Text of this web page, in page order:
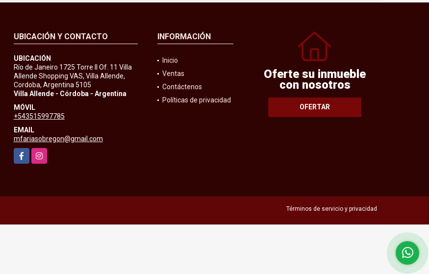
UBICACIÓN Y CONTACTO
UBICACIÓN
Río de Janeiro 1725 Torre II Of. 11 Villa
Allende Shopping VAS, Villa Allende,
Cordoba, Argentina 5105
Villa Allende - Córdoba - Argentina
MÓVIL
+543515997785
EMAIL
mfariasobregon@gmail.com
FacebookInstagram
INFORMACIÓN
Inicio
Ventas
Contáctenos
Políticas de privacidad
Oferte su inmueble
con nosotros
OFERTAR
Términos de servicio y privacidad